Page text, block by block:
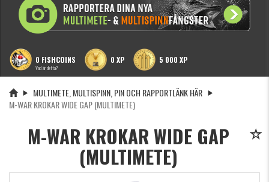
0 FISHCOINS
Vad är detta?
0 XP 5 000 XP
MULTIMETE, MULTISPINN, PIN OCH RAPPORTLÄNK HÄR
M-WAR KROKAR WIDE GAP (MULTIMETE)
M-WAR KROKAR WIDE GAP
(MULTIMETE)